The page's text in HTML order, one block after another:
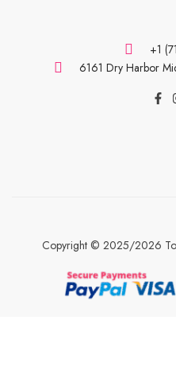
+1
6161 Dry Harbor
Copyright © 2025/2026